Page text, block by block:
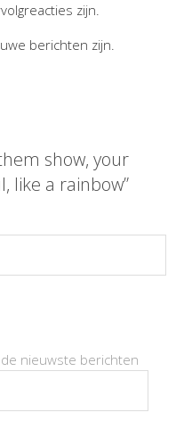
zijn.
berichten zijn.
show, your
like a rainbow”
nieuwste berichten